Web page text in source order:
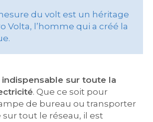
du volt est un héritage
Volta, l’homme qui a créé la
indispensable sur toute la
. Que ce soit pour
de bureau ou transporter
sur tout le réseau, il est